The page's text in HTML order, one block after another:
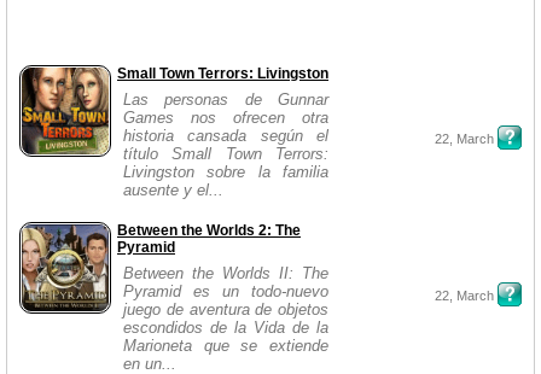
Small Town Terrors: Livingston
Las personas de Gunnar
Games nos ofrecen otra
historia cansada según el
título Small Town Terrors:
Livingston sobre la familia
ausente y el...
22, March
Between the Worlds 2: The
Pyramid
Between the Worlds II: The
Pyramid es un todo-nuevo
juego de aventura de objetos
escondidos de la Vida de la
Marioneta que se extiende
en un...
22, March